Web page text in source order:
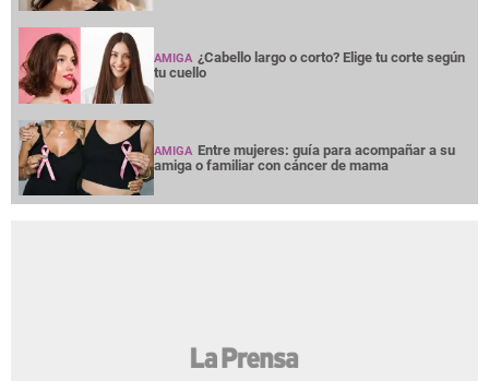
AMIGA ¿Cabello largo o corto? Elige tu corte según
tu cuello
AMIGA Entre mujeres: guía para acompañar a su
amiga o familiar con cáncer de mama